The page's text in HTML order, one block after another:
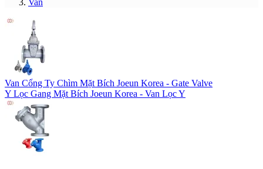
Van
Van Cổng Ty Chìm Mặt Bích Joeun Korea - Gate Valve
Y Lọc Gang Mặt Bích Joeun Korea - Van Lọc Y